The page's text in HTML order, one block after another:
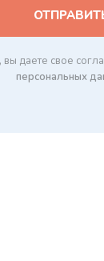
даете свое
персональных